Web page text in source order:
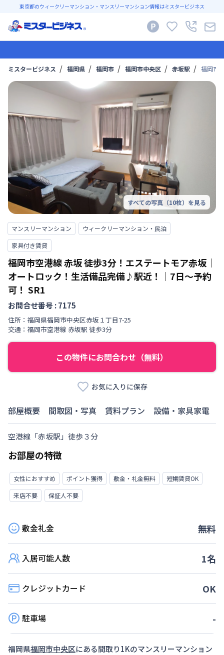
東京都のウィークリーマンション・マンスリーマンション情報はミスタービジネス
ミスタービジネス 福岡県 福岡市 福岡市中央区 赤坂駅 福岡市
すべての写真（10枚）を見る
マンスリーマンション
ウィークリーマンション・民泊
家具付き賃貸
福岡市空港線 赤坂 徒歩3分！エステートモア赤坂｜
オートロック！生活備品完備♪駅近！｜7日～予約
可！ SR1
お問合せ番号 :7175
住所： 福岡県福岡市中央区赤坂 １丁目7-25
交通： 福岡市空港線 赤坂駅 徒歩3分
この物件にお問合わせ（無料）
お気に入りに保存
部屋概要 間取図・写真 賃料プラン 設備・家具家電
空港線「赤坂駅」徒歩３分
お部屋の特徴
女性におすすめ ポイント獲得 敷金・礼金無料
短期賃貸OK
来店不要
保証人不要
敷金礼金 無料
入居可能人数 1名
クレジットカード OK
駐車場 -
福岡県福岡市中央区にある間取り1Kのマンスリーマンション